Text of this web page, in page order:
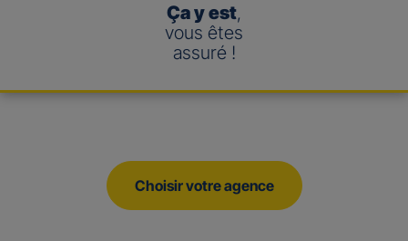
Ça y est,
vous êtes
assuré !
Choisir votre agence